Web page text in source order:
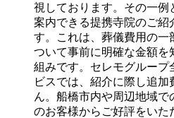
視しております。その一
案内できる提携寺院のご紹
す。これは、葬儀費用の一
ついて事前に明確な金額を
組みです。セレモグループ
ビスでは、紹介に際し追
ん。船橋市内や周辺地域で
のお客様からご好評をいた